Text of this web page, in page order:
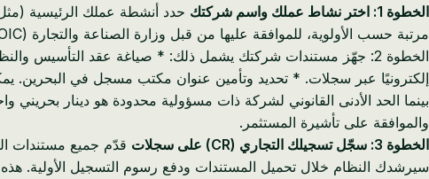
الخطوة 1: اختر نشاط عملك واسم شركتك
حدد أنشطة عملك الرئيسية (مثل
مرتبة حسب الأولوية، للموافقة عليها من قبل وزارة الصناعة والتجارة (MOIC) عبر بوابة سجلات. تبلغ تكلفة حجز اسم الشركة عادةً 5 دنانير بحرينية.
الخطوة 2: جهّز مستندات شركتك يشمل ذلك: * صياغة عقد التأسيس
إلكترونيًا عبر سجلات. * تحديد وتأمين عنوان مكتب مسجل في
والموافقة على تأشيرة المستثمر.
الخطوة 3: سجّل تسجيلك التجاري (CR) على سجلات